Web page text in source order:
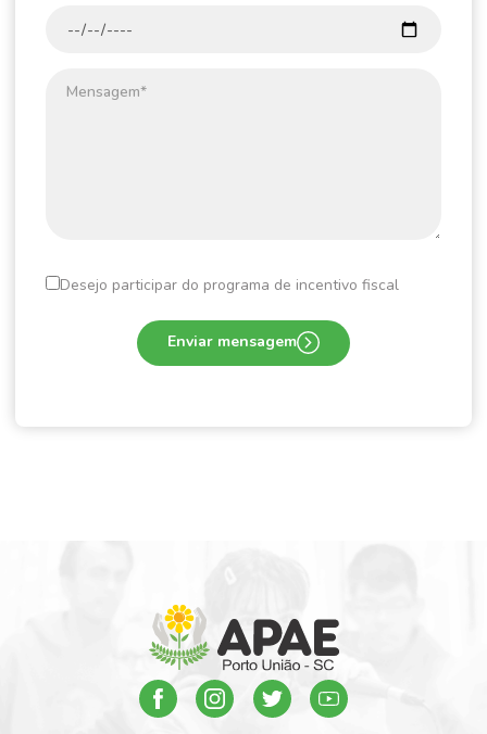
Desejo participar do programa de incentivo fiscal
Enviar mensagem